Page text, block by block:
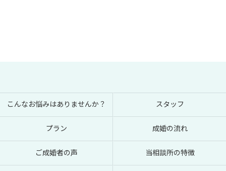
こんなお悩みはありませんか？ スタッフ
プラン 成婚の流れ
ご成婚者の声 当相談所の特徴